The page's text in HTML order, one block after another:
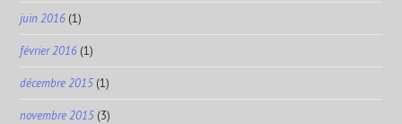
juin 2016 (1)
février 2016 (1)
décembre 2015 (1)
novembre 2015 (3)